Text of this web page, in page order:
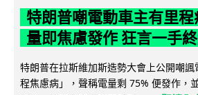
特朗普嘲電動車主有里
量即焦慮發作 狂言一手
特朗普在拉斯維加斯造勢大會上公開嘲
程焦慮病」，聲稱電量剩 75% 便發作，